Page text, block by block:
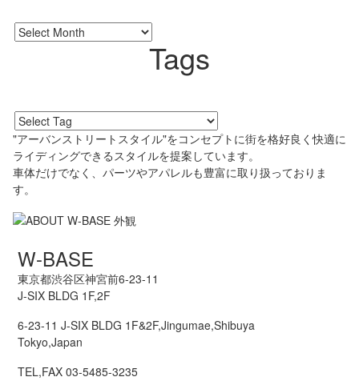
Tags
"アーバンストリートスタイル"をコンセプトに街を格好良く快適に
ライディングできるスタイルを提案しています。
車体だけでなく、パーツやアパレルも豊富に取り扱っておりま
す。
W-BASE
東京都渋谷区神宮前6-23-11
J-SIX BLDG 1F,2F
6-23-11 J-SIX BLDG 1F&2F,Jingumae,Shibuya
Tokyo,Japan
TEL,FAX 03-5485-3235